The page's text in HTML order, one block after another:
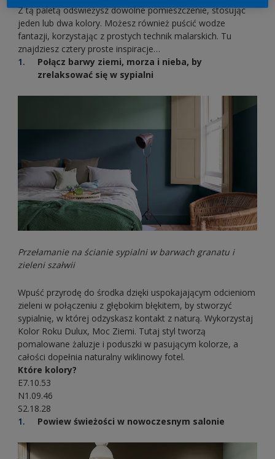
Z tą paletą odświeżysz dowolne pomieszczenie, stosując
jeden lub dwa kolory. Możesz również puścić wodze
fantazji, korzystając z prostych technik malarskich. Tu
znajdziesz cztery proste inspiracje…
Połącz barwy ziemi, morza i nieba, by
zrelaksować się w sypialni
Przełamanie na ścianie sypialni w barwach granatu i
zieleni szałwii
Wpuść przyrodę do środka dzięki uspokajającym odcieniom
zieleni w połączeniu z głębokim błękitem, by stworzyć
sypialnię, w której odzyskasz kontakt z naturą. Wykorzystaj
Kolor Roku Dulux, Moc Ziemi. Tutaj styl tworzą
pomalowane żaluzje i poduszki w pasującym kolorze, a
całości dopełnia naturalny wiklinowy fotel.
Które kolory?
E7.10.53
N1.09.46
S2.18.28
Powiew świeżości w nowoczesnym salonie